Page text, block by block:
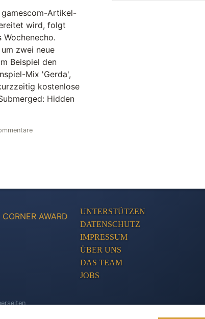
gamescom-Artikel-
wird, folgt
Wochenecho.
zwei neue
Beispiel den
Mix 'Gerda',
kostenlose
Hidden
UNTERSTÜTZEN
DATENSCHUTZ
IMPRESSUM
ÜBER UNS
DAS TEAM
JOBS